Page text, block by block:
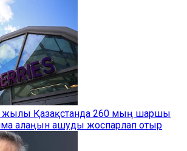
жылы Қазақстанда 260 мың шаршы
алаңын ашуды жоспарлап отыр